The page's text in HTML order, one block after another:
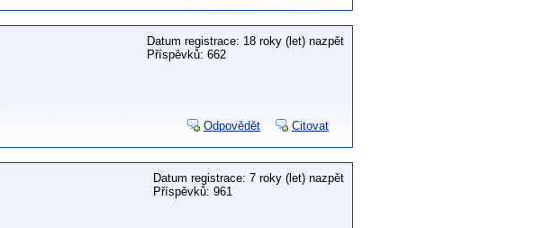
Datum registrace: 18 roky (let) nazpět
Příspěvků: 662
Odpovědět Citovat
Datum registrace: 7 roky (let) nazpět
Příspěvků: 961